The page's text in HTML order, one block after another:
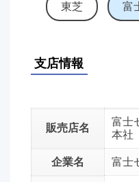
東芝 富
支店情報
販売店名
富士
本社
企業名 富士